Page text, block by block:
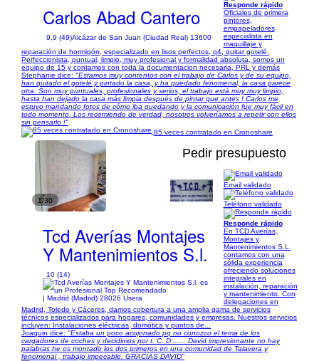
Carlos Abad Cantero
9,9 (49)Alcázar de San Juan (Ciudad Real) 13600
Responde rápido
Oficiales de primera
pintores,
empapeladores
especialista en
maquillaje y
reparación de hormigón, especializado en lisos perfectos, q4, quitar gotelé.
Perfeccionista, puntual, limpio, muy profesional y formalidad absoluta, somos un
equipo de 15 y contamos con toda la documentacion necesaria, PRL y demás
Stephanie dice: "Estamos muy contentos con el trabajo de Carlos y de su equipo,
han quitado el gotelé y pintado la casa, y ha quedado fenomenal, la casa parece
otra. Son muy puntuales, profesionales y serios, el trabajo está muy muy limpio,
hasta han dejado la casa más limpia después de pintar que antes ! Carlos me
estuvo mandando fotos de cómo iba quedando y la comunicación fue muy fácil en
todo momento. Los recomiendo de verdad, nosotros volveríamos a repetir con ellos
sin pensarlo !"
85 veces contratado en Cronoshare
1/30
Pedir presupuesto
Tcd Averías Montajes
Y Mantenimientos S.l.
10 (14)
| Madrid (Madrid) 28026 Usera
Email validado
Teléfono validado
Responde rápido
En TCD Averías,
Montajes y
Mantenimientos S.L.
contamos con una
sólida experiencia
ofreciendo soluciones
integrales en
instalación, reparación
y mantenimiento. Con
delegaciones en
Madrid, Toledo y Cáceres, damos cobertura a una amplia gama de servicios
técnicos especializados para hogares, comunidades y empresas. Nuestros servicios
incluyen: Instalaciones eléctricas, domótica y puntos de...
Joaquin dice: "Estaba un poco acojonado pq no conozco el tema de los
cargadores de coches y decidimos por t. C. D ...... David impresionante no hay
palabras he os montado los dos primeros en una comunidad de Talavera y
fenomenal , trabajo impecable. GRACIAS DAVID"